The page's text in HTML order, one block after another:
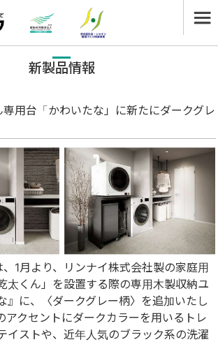
新製品情報
⽤台「かわいたな」に新たにダークグレ
1月より、リンナイ株式会社製の家庭用
太くん」を設置する際の専用木製収納ユ
』に、〈ダークグレー柄〉を追加いたし
アクセントにダークカラーを用いるトレ
イストや、近年人気のブラック系の洗濯